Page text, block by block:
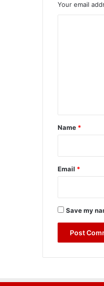
Your email
*
Name *
Email *
Save my